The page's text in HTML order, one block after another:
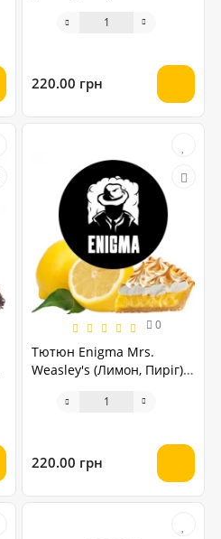
220.00 грн
0
Тютюн Enigma Mrs.
Weasley's (Лимон, Пиріг)
220.00 грн